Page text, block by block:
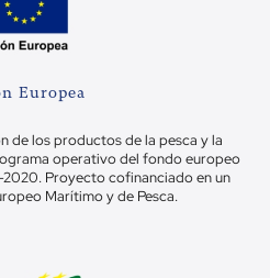
Europea
de los productos de la pesca y la
operativo del fondo europeo
Proyecto cofinanciado en un
Marítimo y de Pesca.